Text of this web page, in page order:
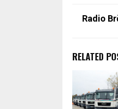
Radio
RELATED